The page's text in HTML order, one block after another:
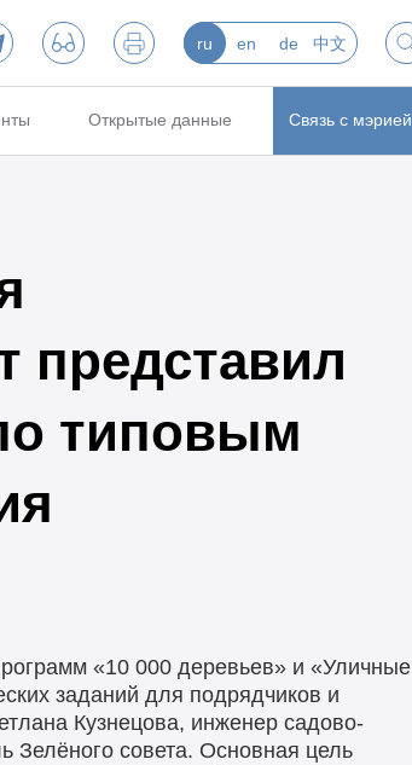
ru en de 中文
Открытые данные Связь с мэрией
представил
типовым
«10 000 деревьев» и «Уличные
заданий для подрядчиков и
Кузнецова, инженер садово-
Зелёного совета. Основная цель